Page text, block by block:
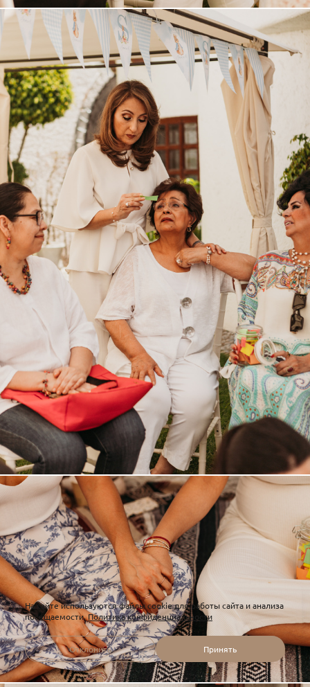
На сайте используются файлы cookie для работы сайта и анализа
посещаемости.Политика конфиденциальности
Отклонить Принять